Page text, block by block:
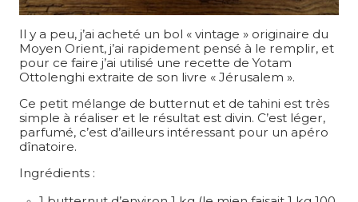
Il y a peu, j’ai acheté un bol « vintage » originaire du
Moyen Orient, j’ai rapidement pensé à le remplir, et
pour ce faire j’ai utilisé une recette de Yotam
Ottolenghi extraite de son livre « Jérusalem ».
Ce petit mélange de butternut et de tahini est très
simple à réaliser et le résultat est divin. C’est léger,
parfumé, c’est d’ailleurs intéressant pour un apéro
dînatoire.
Ingrédients :